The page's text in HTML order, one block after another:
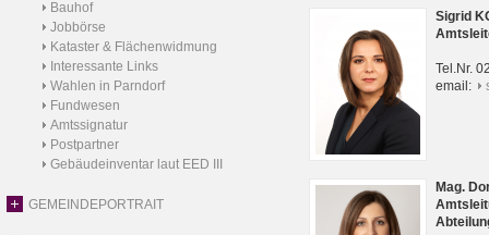
Bauhof
Jobbörse
Kataster & Flächenwidmung
Interessante Links
Wahlen in Parndorf
Fundwesen
Amtssignatur
Postpartner
Gebäudeinventar laut EED III
GEMEINDEPORTRAIT
Sigrid
Tel.Nr.
email:
Mag.